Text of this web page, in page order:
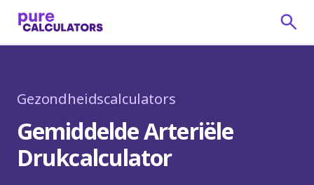
Gezondheidscalculators
Gemiddelde Arteriële
Drukcalculator